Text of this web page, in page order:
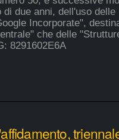
due anni, dell'uso
Incorporate",
che delle
8291602E6A